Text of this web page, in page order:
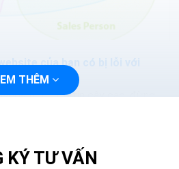
của bạn có bị lỗi với
có độ tin cậy cao, đừng
THÊM
KÝ TƯ VẤN